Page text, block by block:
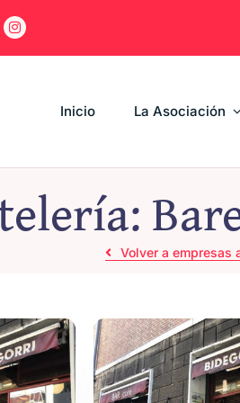
Inicio La Asociación
Volver a empresas